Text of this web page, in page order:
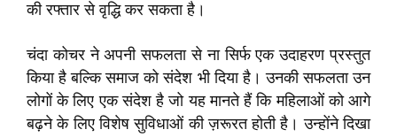
की रफ्तार से वृद्धि कर सकता है।
चंदा कोचर ने अपनी सफलता से ना सिर्फ एक उदाहरण प्रस्तुत
किया है बल्कि समाज को संदेश भी दिया है। उनकी सफलता उन
लोगों के लिए एक संदेश है जो यह मानते हैं कि महिलाओं को आगे
बढ़ने के लिए विशेष सुविधाओं की ज़रूरत होती है। उन्होंने दिखा